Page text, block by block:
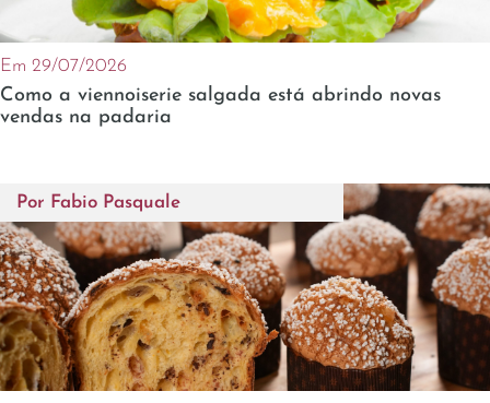
Em 29/07/2026
Como a viennoiserie salgada está abrindo novas
vendas na padaria
Por Fabio Pasquale